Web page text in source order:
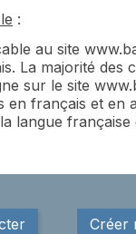
:
au site
La majorité des
sur le site
en français et en
la langue
Créer